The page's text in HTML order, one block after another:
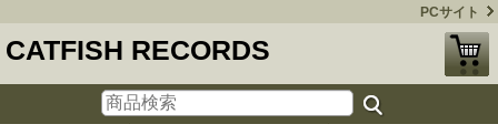
PCサイト
CATFISH RECORDS